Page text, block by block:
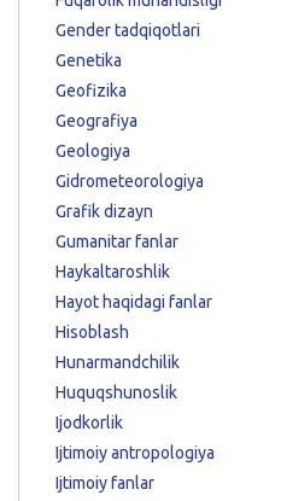
Gender tadqiqotlari
Genetika
Geofizika
Geografiya
Geologiya
Gidrometeorologiya
Grafik dizayn
Gumanitar fanlar
Haykaltaroshlik
Hayot haqidagi fanlar
Hisoblash
Hunarmandchilik
Huquqshunoslik
Ijodkorlik
Ijtimoiy antropologiya
Ijtimoiy fanlar